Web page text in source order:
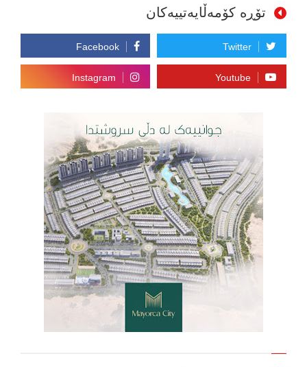
تۆڕە کۆمەڵایەتییەکان